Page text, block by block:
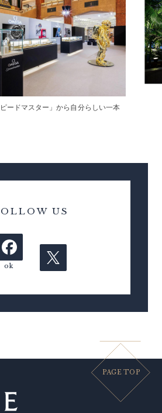
ードマスター」から自分らしい一本
US
Fac
ebo
ok
Twi
tter
PAGE TOP